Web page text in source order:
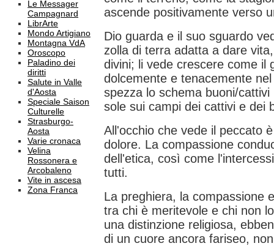
Le Messager
Campagnard
LibrArte
Mondo Artigiano
Montagna VdA
Oroscopo
Paladino dei
diritti
Salute in Valle
d'Aosta
Speciale Saison
Culturelle
Strasburgo-
Aosta
Varie cronaca
Velina
Rossonera e
Arcobaleno
Vite in ascesa
Zona Franca
ascende positivamente verso
Dio guarda e il suo sguardo
zolla di terra adatta a dare
divini; li vede crescere come il
dolcemente e tenacemente
spezza lo schema buoni/
sole sui campi dei cattivi e dei
All'occhio che vede il peccato
dolore. La compassione
dell'etica, così come
tutti.
La preghiera, la compassione
tra chi è meritevole e chi non
una distinzione religiosa,
di un cuore ancora fariseo,